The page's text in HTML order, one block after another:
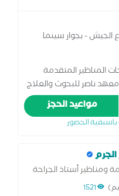
الجيش - بجوار سينما
المناظير المتقدمة
ناصر للبحوث والعلاج
بالمملكه المتحدة
مواعيد الحجز
الحضور
ومناظير أستاذ الجراحة
بكلية الطب
1521